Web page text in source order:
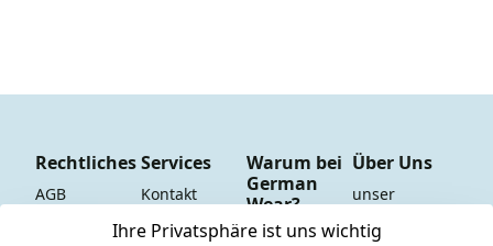
Ihre Privatsphäre ist uns wichtig
Rechtliches
AGB
Impressum
Services
Kontakt
Registrieren
Warum bei
German
Wear?
Dauer
Über Uns
unser
YouTube-